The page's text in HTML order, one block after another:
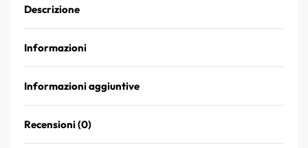
Descrizione
Informazioni
Informazioni aggiuntive
Recensioni (0)